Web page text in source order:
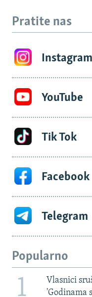
Pratite nas
Instagram
YouTube
Tik Tok
Facebook
Telegram
Popularno
1
Vlasnici
'Godinama